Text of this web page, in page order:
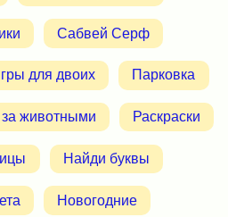
Сабвей Серф
для двоих Парковка
за животными Раскраски
Найди буквы
Новогодние